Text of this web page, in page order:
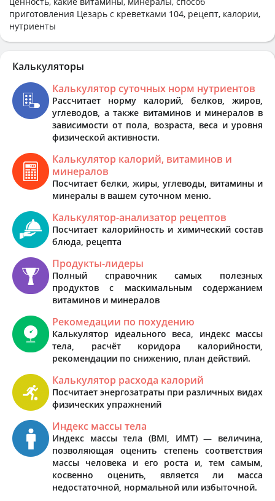
приготовления Цезарь с креветками 104, рецепт, калории,
нутриенты
Калькуляторы
Калькулятор суточных норм нутриентов
Рассчитает норму калорий, белков, жиров,
углеводов, а также витаминов и минералов в
зависимости от пола, возраста, веса и уровня
физической активности.
Калькулятор калорий, витаминов и
минералов
Посчитает белки, жиры, углеводы, витамины и
минералы в вашем суточном меню.
Калькулятор-анализатор рецептов
Посчитает калорийность и химический состав
блюда, рецепта
Продукты-лидеры
Полный справочник самых полезных
продуктов с маскимальным содержанием
витаминов и минералов
Рекомедации по похудению
Калькулятор идеального веса, индекс массы
тела, расчёт коридора калорийности,
рекомендации по снижению, план действий.
Калькулятор расхода калорий
Посчитает энергозатраты при различных видах
физических упражнений
Индекс массы тела
Индекс массы тела (BMI, ИМТ) — величина,
позволяющая оценить степень соответствия
массы человека и его роста и, тем самым,
косвенно оценить, является ли масса
недостаточной, нормальной или избыточной.